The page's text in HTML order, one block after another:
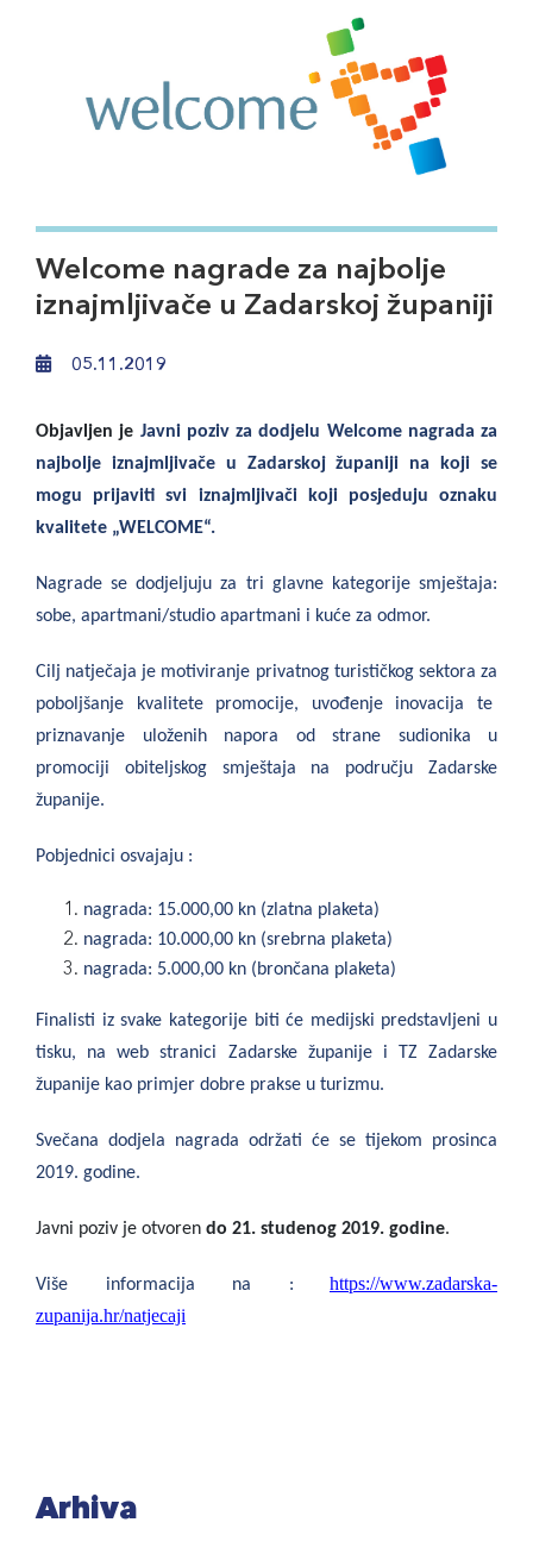
Welcome nagrade za najbolje
iznajmljivače u Zadarskoj županiji
05.11.2019
Objavljen je Javni poziv za dodjelu Welcome nagrada za
najbolje iznajmljivače u Zadarskoj županiji na koji se
mogu prijaviti svi iznajmljivači koji posjeduju oznaku
kvalitete „WELCOME“.
Nagrade se dodjeljuju za tri glavne kategorije smještaja:
sobe, apartmani/studio apartmani i kuće za odmor.
Cilj natječaja je motiviranje privatnog turističkog sektora za
poboljšanje kvalitete promocije, uvođenje inovacija te
priznavanje uloženih napora od strane sudionika u
promociji obiteljskog smještaja na području Zadarske
županije.
Pobjednici osvajaju :
nagrada: 15.000,00 kn (zlatna plaketa)
nagrada: 10.000,00 kn (srebrna plaketa)
nagrada: 5.000,00 kn (brončana plaketa)
Finalisti iz svake kategorije biti će medijski predstavljeni u
tisku, na web stranici Zadarske županije i TZ Zadarske
županije kao primjer dobre prakse u turizmu.
Svečana dodjela nagrada održati će se tijekom prosinca
2019. godine.
Javni poziv je otvoren do 21. studenog 2019. godine.
Više informacija na :
https://www.zadarska-
zupanija.hr/natjecaji
Arhiva